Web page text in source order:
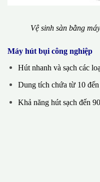
Vệ sinh sàn bằng
Máy hút bụi công nghiệp
Hút nhanh và sạch các
Dung tích chứa từ 10
Khả năng hút sạch đến